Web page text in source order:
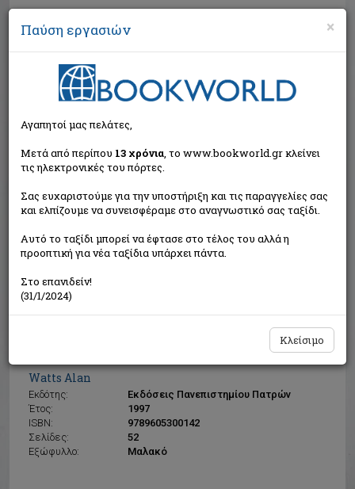
Αναζήτηση
Watts Alan
Εκδότης:
Εκδόσεις Πανεπιστημίου Πατρών
Έτος:
1997
ISBN:
9789605300142
Σελίδες:
52
Εξώφυλλο:
Μαλακό
Η τιμή μας:
Δεν υπάρχει δυνατότητα παραγγελίας
×
Παύση εργασιών
Αγαπητοί μας πελάτες,
Μετά από περίπου 13 χρόνια, το www.bookworld.gr κλείνει
τις ηλεκτρονικές του πόρτες.
Σας ευχαριστούμε για την υποστήριξη και τις παραγγελίες σας
και ελπίζουμε να συνεισφέραμε στο αναγνωστικό σας ταξίδι.
Αυτό το ταξίδι μπορεί να έφτασε στο τέλος του αλλά η
προοπτική για νέα ταξίδια υπάρχει πάντα.
Στο επανιδείν!
(31/1/2024)
Κλείσιμο